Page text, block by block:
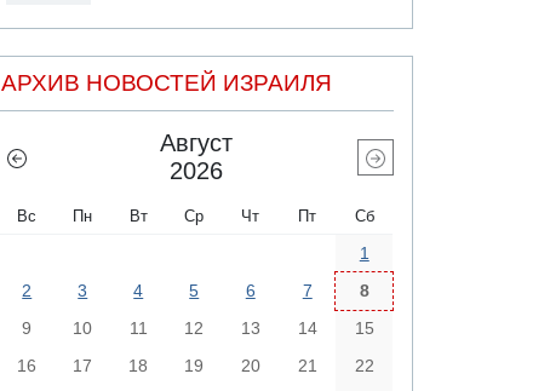
АРХИВ НОВОСТЕЙ ИЗРАИЛЯ
Август
2026
Вс Пн Вт Ср Чт Пт Сб
1
2
3 4 5 6 7
8
9
10 11 12 13 14
15
16
17 18 19 20 21
22